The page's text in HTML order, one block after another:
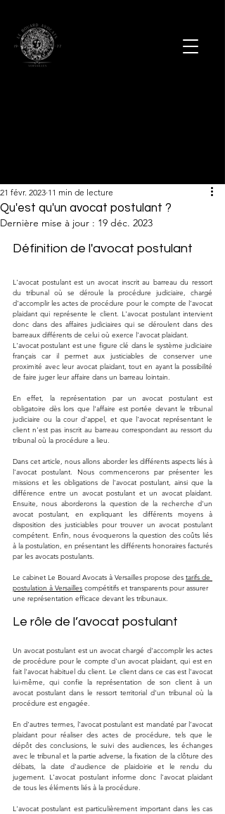
Qu'est qu'un avocat postulant ?
21 févr. 2023 11 min de lecture
Dernière mise à jour : 19 déc. 2023
Définition de l'avocat postulant
L'avocat postulant est un avocat inscrit au barreau du ressort
du tribunal où se déroule la procédure judiciaire, chargé
d'accomplir les actes de procédure pour le compte de l'avocat
plaidant qui représente le client. L'avocat postulant intervient
donc dans des affaires judiciaires qui se déroulent dans des
barreaux différents de celui où exerce l'avocat plaidant.
L'avocat postulant est une figure clé dans le système judiciaire
français car il permet aux justiciables de conserver une
proximité avec leur avocat plaidant, tout en ayant la possibilité
de faire juger leur affaire dans un barreau lointain.
En effet, la représentation par un avocat postulant est
obligatoire dès lors que l'affaire est portée devant le tribunal
judiciaire ou la cour d'appel, et que l'avocat représentant le
client n'est pas inscrit au barreau correspondant au ressort du
tribunal où la procédure a lieu.
Dans cet article, nous allons aborder les différents aspects liés à
l'avocat postulant. Nous commencerons par présenter les
missions et les obligations de l'avocat postulant, ainsi que la
différence entre un avocat postulant et un avocat plaidant.
Ensuite, nous aborderons la question de la recherche d'un
avocat postulant, en expliquant les différents moyens à
disposition des justiciables pour trouver un avocat postulant
compétent. Enfin, nous évoquerons la question des coûts liés
à la postulation, en présentant les différents honoraires facturés
par les avocats postulants.
Le cabinet Le Bouard Avocats à Versailles propose des tarifs de
postulation à Versailles compétitifs et transparents pour assurer
une représentation efficace devant les tribunaux.
Le rôle de l’avocat postulant
Un avocat postulant est un avocat chargé d'accomplir les actes
de procédure pour le compte d'un avocat plaidant, qui est en
fait l'avocat habituel du client. Le client dans ce cas est l'avocat
lui-même, qui confie la représentation de son client à un
avocat postulant dans le ressort territorial d'un tribunal où la
procédure est engagée.
En d'autres termes, l'avocat postulant est mandaté par l'avocat
plaidant pour réaliser des actes de procédure, tels que le
dépôt des conclusions, le suivi des audiences, les échanges
avec le tribunal et la partie adverse, la fixation de la clôture des
débats, la date d'audience de plaidoirie et le rendu du
jugement. L'avocat postulant informe donc l'avocat plaidant
de tous les éléments liés à la procédure.
L'avocat postulant est particulièrement important dans les cas